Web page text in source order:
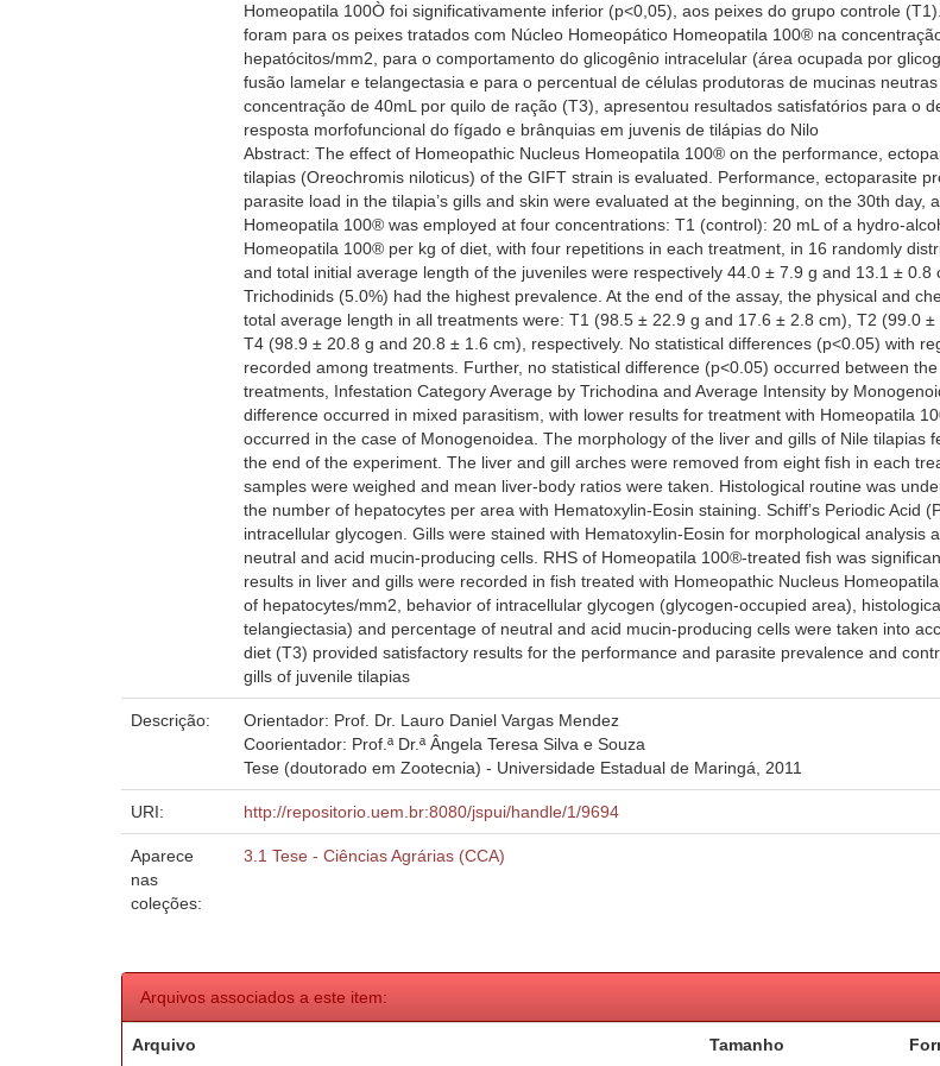
Homeopatila 100Ò foi significativamente inferior (p<0,05), aos peixes do grupo controle
foram para os peixes tratados com Núcleo Homeopático Homeopatila 100® na
hepatócitos/mm2, para o comportamento do glicogênio intracelular (área ocupada por
fusão lamelar e telangectasia e para o percentual de células produtoras de mucinas
concentração de 40mL por quilo de ração (T3), apresentou resultados satisfatórios para o
resposta morfofuncional do fígado e brânquias em juvenis de tilápias do Nilo
Abstract: The effect of Homeopathic Nucleus Homeopatila 100® on the performance,
tilapias (Oreochromis niloticus) of the GIFT strain is evaluated. Performance, ectoparasite
parasite load in the tilapia’s gills and skin were evaluated at the beginning, on the 30th
Homeopatila 100® was employed at four concentrations: T1 (control): 20 mL of a hydro-
Homeopatila 100® per kg of diet, with four repetitions in each treatment, in 16 randomly
and total initial average length of the juveniles were respectively 44.0 ± 7.9 g and 13.1 ±
Trichodinids (5.0%) had the highest prevalence. At the end of the assay, the physical and
total average length in all treatments were: T1 (98.5 ± 22.9 g and 17.6 ± 2.8 cm), T2 (99.0
T4 (98.9 ± 20.8 g and 20.8 ± 1.6 cm), respectively. No statistical differences (p<0.05) with
recorded among treatments. Further, no statistical difference (p<0.05) occurred between
treatments, Infestation Category Average by Trichodina and Average Intensity by
difference occurred in mixed parasitism, with lower results for treatment with Homeopatila
occurred in the case of Monogenoidea. The morphology of the liver and gills of Nile
the end of the experiment. The liver and gill arches were removed from eight fish in each
samples were weighed and mean liver-body ratios were taken. Histological routine was
the number of hepatocytes per area with Hematoxylin-Eosin staining. Schiff’s Periodic Acid
intracellular glycogen. Gills were stained with Hematoxylin-Eosin for morphological analysis
neutral and acid mucin-producing cells. RHS of Homeopatila 100®-treated fish was
results in liver and gills were recorded in fish treated with Homeopathic Nucleus
of hepatocytes/mm2, behavior of intracellular glycogen (glycogen-occupied area),
telangiectasia) and percentage of neutral and acid mucin-producing cells were taken into
diet (T3) provided satisfactory results for the performance and parasite prevalence and
gills of juvenile tilapias
Descrição:
Orientador: Prof. Dr. Lauro Daniel Vargas Mendez
Coorientador: Prof.ª Dr.ª Ângela Teresa Silva e Souza
Tese (doutorado em Zootecnia) - Universidade Estadual de Maringá, 2011
URI: http://repositorio.uem.br:8080/jspui/handle/1/9694
Aparece
nas
coleções:
3.1 Tese - Ciências Agrárias (CCA)
Arquivos associados a este item:
Arquivo Tamanho